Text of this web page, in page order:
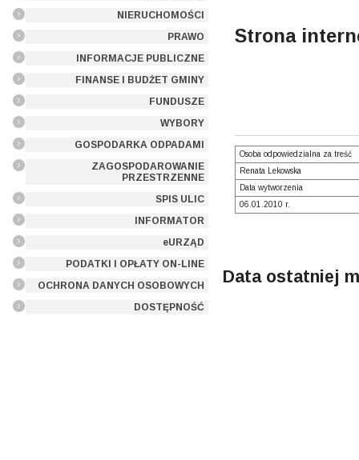
NIERUCHOMOŚCI
PRAWO
INFORMACJE PUBLICZNE
FINANSE I BUDŻET GMINY
FUNDUSZE
WYBORY
GOSPODARKA ODPADAMI
ZAGOSPODAROWANIE
PRZESTRZENNE
SPIS ULIC
INFORMATOR
eURZĄD
PODATKI I OPŁATY ON-LINE
OCHRONA DANYCH OSOBOWYCH
DOSTĘPNOŚĆ
Strona
Osoba odpowiedzialna za treść
Renata Lekowska
Data wytworzenia
06.01.2010 r.
Data ostatniej